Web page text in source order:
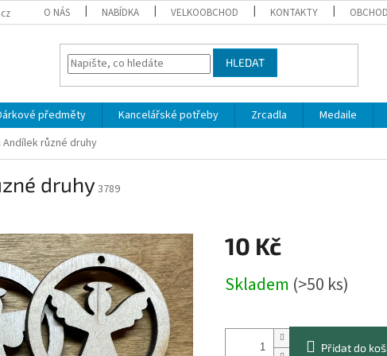
O NÁS NABÍDKA VELKOOBCHOD KONTAKTY
HLEDAT
předměty Kancelářské potřeby Zrcadla Medaile
různé druhy
druhy 3789
10 Kč
cena:
Skladem (>50 ks)
Přidat do